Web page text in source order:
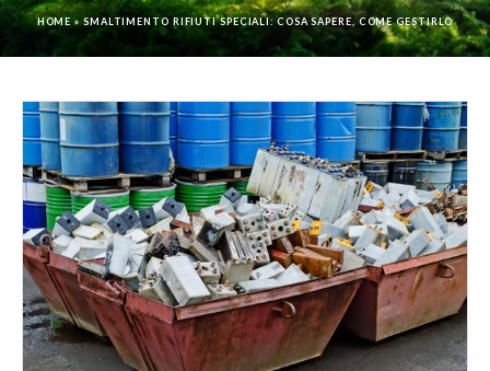
HOME» SMALTIMENTO RIFIUTI SPECIALI: COSA SAPERE, COME GESTIRLO